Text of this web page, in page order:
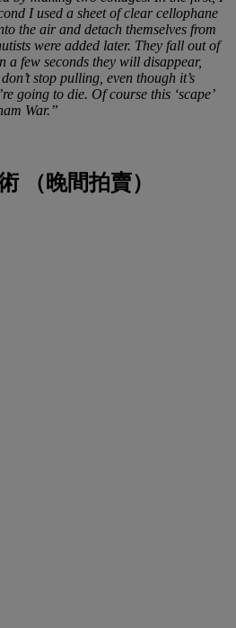
I used a sheet of clear cellophane
the air and detach themselves from
were added later. They fall out of
a few seconds they will disappear,
stop pulling, even though it’s
going to die. Of course this ‘scape’
War.”
（晚間拍賣）